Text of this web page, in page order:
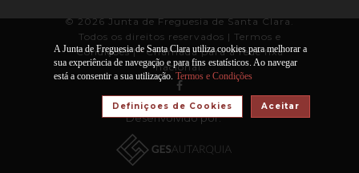
© 2026 Junta de Freguesia de Santa Clara.
Todos os direitos reservados | Termos e
Condições|*Chamada para a rede fixa
nacional.
Desenvolvido por:
A Junta de Freguesia de Santa Clara utiliza cookies para melhorar a
sua experiência de navegação e para fins estatísticos. Ao navegar
está a consentir a sua utilização. Termos e Condições
Aceitar
Definiçoes de Cookies